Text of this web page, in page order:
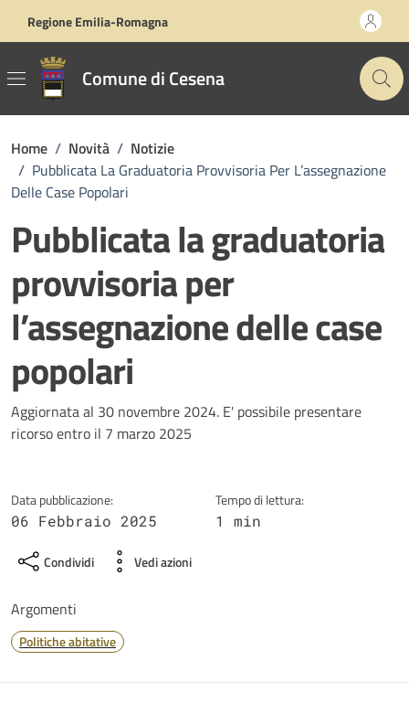
Regione Emilia-Romagna
Comune di Cesena
Home / Novità / Notizie
/ Pubblicata La Graduatoria Provvisoria Per L’assegnazione
Delle Case Popolari
Pubblicata la graduatoria
provvisoria per
l’assegnazione delle case
popolari
Dettagli della notizia
Aggiornata al 30 novembre 2024. E' possibile presentare
ricorso entro il 7 marzo 2025
Data pubblicazione:
06 Febbraio 2025
Tempo di lettura:
1 min
Condividi Vedi azioni
Argomenti
Politiche abitative